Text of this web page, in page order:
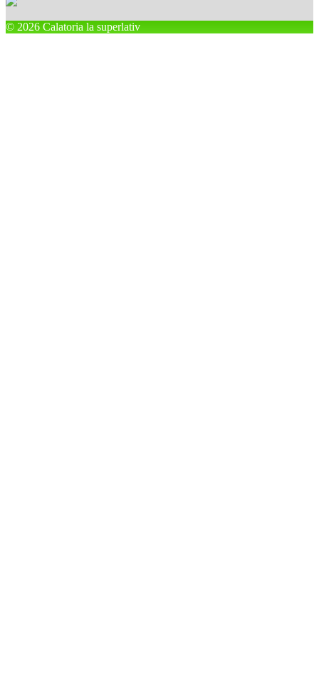
© 2026 Calatoria la superlativ